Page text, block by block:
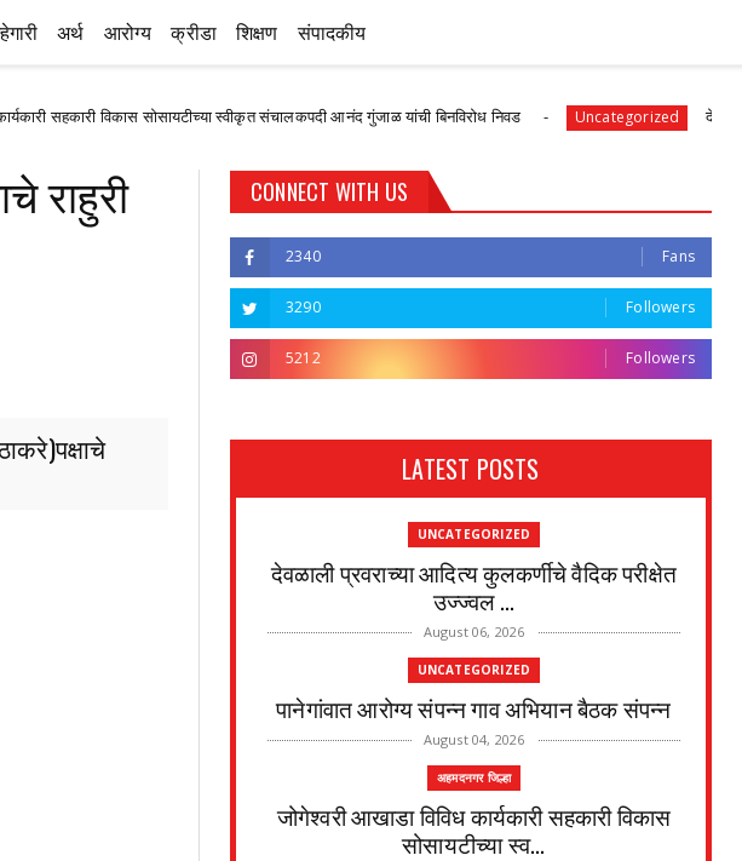
अर्थ आरोग्य क्रीडा शिक्षण संपादकीय
विकास सोसायटीच्या स्वीकृत संचालकपदी आनंद गुंजाळ यांची बिनविरोध निवड Uncategorized देवळाली
राहुरी CONNECT WITH US
2340 Fans
3290 Followers
5212 Followers
LATEST POSTS
UNCATEGORIZED
देवळाली प्रवराच्या आदित्य कुलकर्णीचे वैदिक परीक्षेत
उज्ज्वल ...
August 06, 2026
UNCATEGORIZED
पानेगांवात आरोग्य संपन्न गाव अभियान बैठक संपन्न
August 04, 2026
अहमदनगर जिल्हा
जोगेश्वरी आखाडा विविध कार्यकारी सहकारी विकास
सोसायटीच्या स्व...